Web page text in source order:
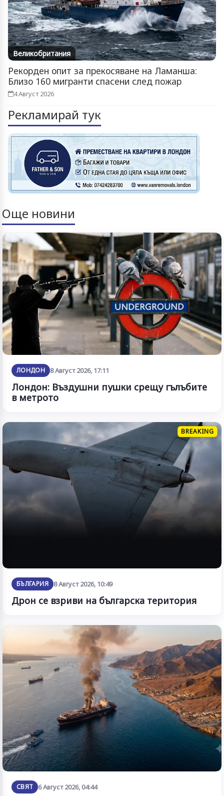
Великобритания
Рекорден опит за прекосяване на Ламанша:
Близо 160 мигранти спасени след пожар
4 Август 2026
Рекламирай тук
Още новини
ЛОНДОН 8 Август 2026, 17:11
Лондон: Въздушни пушки срещу гълъбите
в метрото
BREAKING
БЪЛГАРИЯ 8 Август 2026, 10:49
Дрон се взриви на българска територия
СВЯТ 6 Август 2026, 04:44